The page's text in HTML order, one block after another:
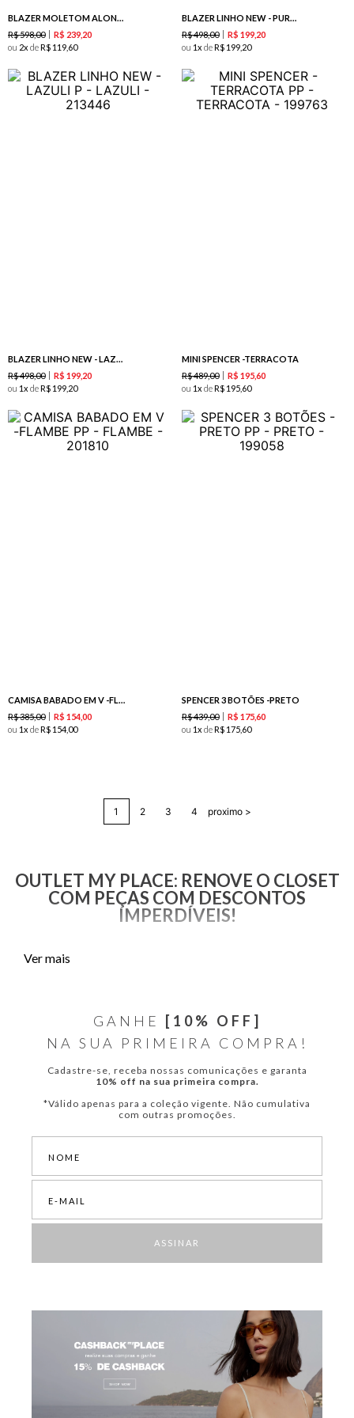
BLAZER MOLETOM ALONGADO - PURPLE
R$598,00 R$ 239 20
ou 2 deR$ 119 60
BLAZER LINHO NEW - PURPLE
R$498,00 R$ 199 20
ou 1 deR$ 199 20
BLAZER LINHO NEW - LAZULI
R$498,00 R$ 199 20
ou 1 deR$ 199 20
MINI SPENCER -TERRACOTA
R$489,00 R$ 19560
ou 1 deR$ 195 60
CAMISA BABADO EM V -FLAMBE
R$385,00 R$ 15400
ou 1 deR$ 154 00
SPENCER 3 BOTÕES -PRETO
R$439,00 R$ 17560
ou 1 deR$ 175 60
1 2 3 4 proximo >
OUTLET MY PLACE: RENOVE O CLOSET
COM PEÇAS COM DESCONTOS
IMPERDÍVEIS!
Explore os achados da My Place e aproveite as ofertas incríveis para
Navegue pela página e descubra a nossa lista de produtos em
promoção! Aqui,estão disponíveis peças deslumbrantes,
para te acompanhar em toda ocasião.
Os vestidos femininos em promoção da My Place exploram
longas, midi, curtas e para festas. Traga mais sofisticação à sua
produção em qualquer ocasião!
Calças femininas jeans e alfaiataria em promoção
Perfeitas para quem prioriza o conforto e a praticidade,as calças
tipos de blusas femininas em outlet para compor o seu look do dia a dia.
São artigos em cortes únicos e estampas exclusivas que vão trazer um
toque de autenticidade ao seu visual — aproveite!
Saias em bazar curtas, midi e longas
Com preços irresistíveis, o bazar de saias da My Place chegou para
fazer você renovar o guarda-roupa einvestir na versatilidade da
Ver mais
GANHE
[10% OFF]
NA SUA PRIMEIRA COMPRA!
Cadastre-se, receba nossas comunicações e garanta
10% off na sua primeira compra.
*Válido apenas para a coleção vigente. Não cumulativa
com outras promoções.
ASSINAR